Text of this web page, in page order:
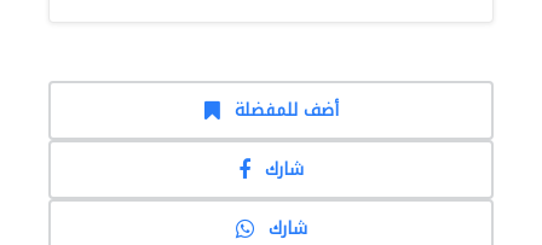
أضف للمفضلة
شارك
شارك